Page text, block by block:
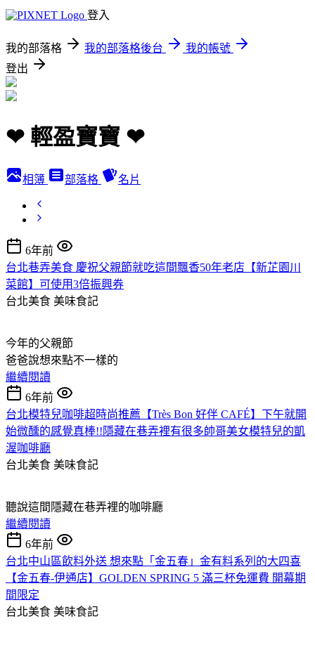
登入
我的部落格 我的部落格後台
我的帳號
登出
❤ 輕盈寶寶 ❤
相簿 部落格 名片
6年前
台北巷弄美食 慶祝父親節就吃這間飄香50年老店【新芷園川
菜館】可使用3倍振興券
台北美食 美味食記
今年的父親節
爸爸說想來點不一樣的
繼續閱讀
6年前
台北模特兒咖啡超時尚推薦【Très Bon 好伴 CAFÉ】下午就開
始微醺的感覺真棒!!隱藏在巷弄裡有很多帥哥美女模特兒的凱
渥咖啡廳
台北美食 美味食記
聽說這間隱藏在巷弄裡的咖啡廳
繼續閱讀
6年前
台北中山區飲料外送 想來點「金五春」金有料系列的大四喜
【金五春-伊通店】GOLDEN SPRING 5 滿三杯免運費 開幕期
間限定
台北美食 美味食記